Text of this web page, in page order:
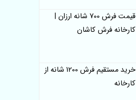
قیمت فرش 700 شانه ارزان |
کارخانه فرش کاشان
خرید مستقیم فرش 1200 شانه از
کارخانه